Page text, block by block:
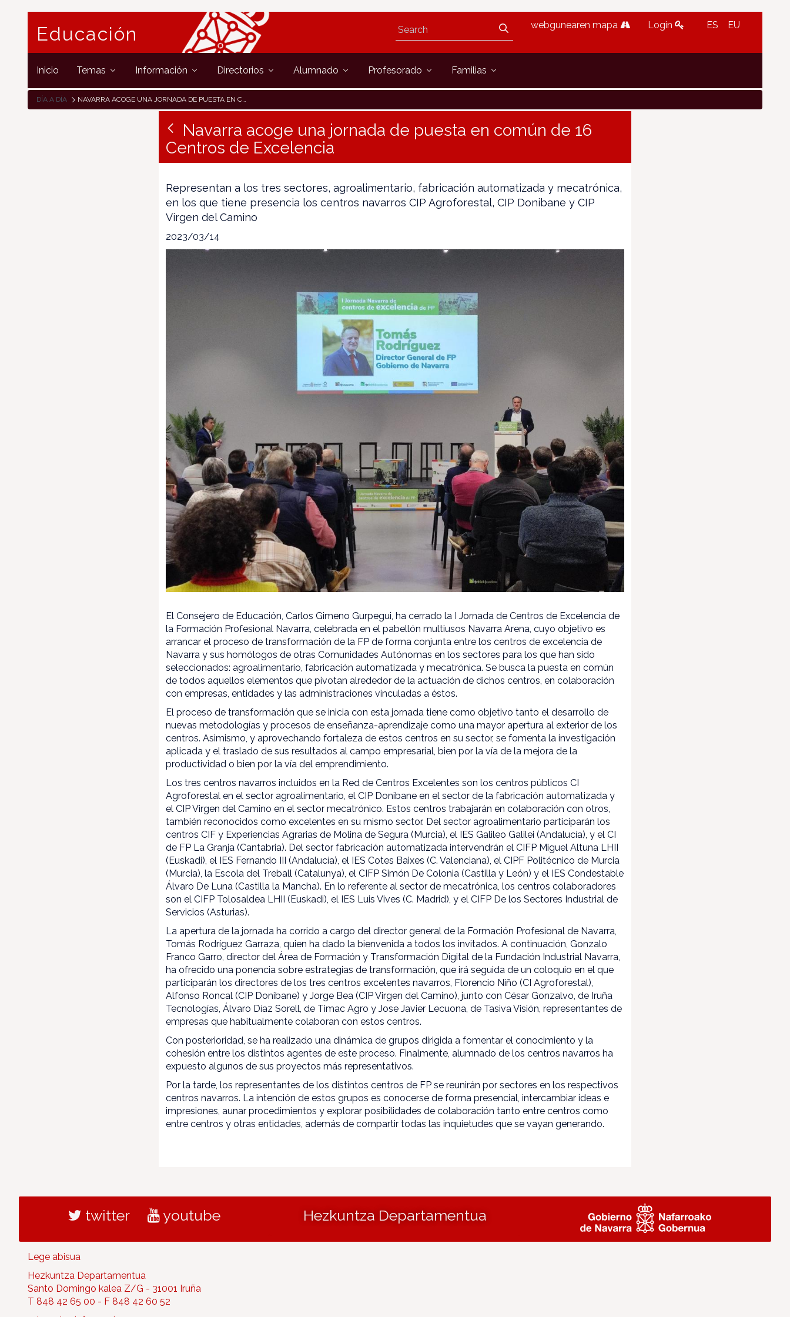
Educación webgunearen mapa Login ES EU
Inicio Temas Información Directorios Alumnado Profesorado Familias
DÍA A DÍA NAVARRA ACOGE UNA JORNADA DE PUESTA EN COMÚN DE 16 CENTROS DE EXCELENCIA
Navarra acoge una jornada de puesta en común de 16
Centros de Excelencia
Representan a los tres sectores, agroalimentario, fabricación automatizada y mecatrónica,
en los que tiene presencia los centros navarros CIP Agroforestal, CIP Donibane y CIP
Virgen del Camino
2023/03/14
El Consejero de Educación, Carlos Gimeno Gurpegui, ha cerrado la I Jornada de Centros de Excelencia de
la Formación Profesional Navarra, celebrada en el pabellón multiusos Navarra Arena, cuyo objetivo es
arrancar el proceso de transformación de la FP de forma conjunta entre los centros de excelencia de
Navarra y sus homólogos de otras Comunidades Autónomas en los sectores para los que han sido
seleccionados: agroalimentario, fabricación automatizada y mecatrónica. Se busca la puesta en común
de todos aquellos elementos que pivotan alrededor de la actuación de dichos centros, en colaboración
con empresas, entidades y las administraciones vinculadas a éstos.
El proceso de transformación que se inicia con esta jornada tiene como objetivo tanto el desarrollo de
nuevas metodologías y procesos de enseñanza-aprendizaje como una mayor apertura al exterior de los
centros. Asimismo, y aprovechando fortaleza de estos centros en su sector, se fomenta la investigación
aplicada y el traslado de sus resultados al campo empresarial, bien por la vía de la mejora de la
productividad o bien por la vía del emprendimiento.
Los tres centros navarros incluidos en la Red de Centros Excelentes son los centros públicos CI
Agroforestal en el sector agroalimentario, el CIP Donibane en el sector de la fabricación automatizada y
el CIP Virgen del Camino en el sector mecatrónico. Estos centros trabajarán en colaboración con otros,
también reconocidos como excelentes en su mismo sector. Del sector agroalimentario participarán los
centros CIF y Experiencias Agrarias de Molina de Segura (Murcia), el IES Galileo Galilei (Andalucía), y el CI
de FP La Granja (Cantabria). Del sector fabricación automatizada intervendrán el CIFP Miguel Altuna LHII
(Euskadi), el IES Fernando III (Andalucía), el IES Cotes Baixes (C. Valenciana), el CIPF Politécnico de Murcia
(Murcia), la Escola del Treball (Catalunya), el CIFP Simón De Colonia (Castilla y León) y el IES Condestable
Álvaro De Luna (Castilla la Mancha). En lo referente al sector de mecatrónica, los centros colaboradores
son el CIFP Tolosaldea LHII (Euskadi), el IES Luis Vives (C. Madrid), y el CIFP De los Sectores Industrial de
Servicios (Asturias).
La apertura de la jornada ha corrido a cargo del director general de la Formación Profesional de Navarra,
Tomás Rodríguez Garraza, quien ha dado la bienvenida a todos los invitados. A continuación, Gonzalo
Franco Garro, director del Área de Formación y Transformación Digital de la Fundación Industrial Navarra,
ha ofrecido una ponencia sobre estrategias de transformación, que irá seguida de un coloquio en el que
participarán los directores de los tres centros excelentes navarros, Florencio Niño (CI Agroforestal),
Alfonso Roncal (CIP Donibane) y Jorge Bea (CIP Virgen del Camino), junto con César Gonzalvo, de Iruña
Tecnologías, Álvaro Díaz Sorell, de Timac Agro y Jose Javier Lecuona, de Tasiva Visión, representantes de
empresas que habitualmente colaboran con estos centros.
Con posterioridad, se ha realizado una dinámica de grupos dirigida a fomentar el conocimiento y la
cohesión entre los distintos agentes de este proceso. Finalmente, alumnado de los centros navarros ha
expuesto algunos de sus proyectos más representativos.
Por la tarde, los representantes de los distintos centros de FP se reunirán por sectores en los respectivos
centros navarros. La intención de estos grupos es conocerse de forma presencial, intercambiar ideas e
impresiones, aunar procedimientos y explorar posibilidades de colaboración tanto entre centros como
entre centros y otras entidades, además de compartir todas las inquietudes que se vayan generando.
twitter youtube Hezkuntza Departamentua
Lege abisua
Hezkuntza Departamentua
Santo Domingo kalea Z/G - 31001 Iruña
T 848 42 65 00 - F 848 42 60 52